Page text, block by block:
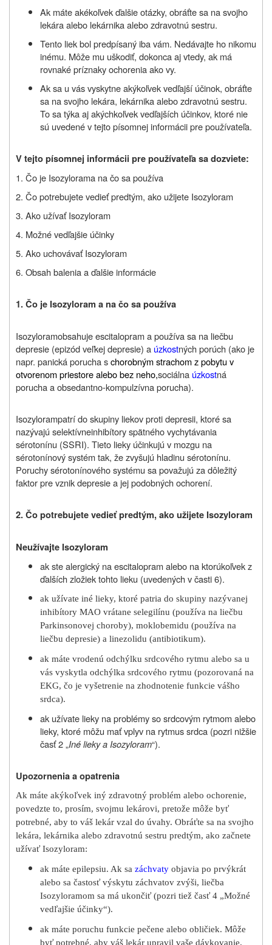
Ak máte akékoľvek ďalšie otázky, obráťte sa na svojho
lekára alebo lekárnikaalebo zdravotnú sestru.
Tento liek bol predpísaný iba vám. Nedávajte ho nikomu
inému. Môže mu uškodiť, dokonca aj vtedy, ak má
rovnaké príznaky ochorenia ako vy.
Ak sa u vás vyskytne akýkoľvek vedľajší účinok, obráťte
sa na svojho lekára, lekárnika alebo zdravotnú sestru.
To sa týka aj akýchkoľvek vedľajších účinkov, ktoré nie
sú uvedené v tejto písomnej informácii pre používateľa.
V tejto písomnej informácii pre používateľa sa dozviete:
1. Čo je Isozylorama na čo sa používa
2. Čo potrebujete vedieť predtým, ako užijete Isozyloram
3. Ako užívať Isozyloram
4. Možné vedľajšie účinky
5. Ako uchovávať Isozyloram
6. Obsah balenia a ďalšie informácie
1. Čo je Isozyloram a na čo sa používa
Isozyloramobsahuje escitalopram a používa sa na liečbu
depresie (epizód veľkej depresie) a úzkostných porúch (ako je
napr. panická porucha schorobným strachom z pobytu v
otvorenom priestore alebo bez neho,sociálna úzkostná
porucha a obsedantno-kompulzívna porucha).
Isozylorampatrí do skupiny liekov proti depresii, ktoré sa
nazývajú selektívneinhibítory spätného vychytávania
sérotonínu (SSRI). Tieto lieky účinkujú v mozgu na
sérotonínový systém tak, že zvyšujú hladinu sérotonínu.
Poruchy sérotonínového systému sa považujú za dôležitý
faktor pre vznik depresie a jej podobných ochorení.
2. Čo potrebujete vedieť predtým, ako užijete Isozyloram
Neužívajte Isozyloram
ak ste alergický na escitalopram alebo na ktorúkoľvek z
ďalších zložiektohto lieku (uvedených v časti 6).
ak užívate iné lieky, ktoré patria do skupiny nazývanej
inhibítory MAO vrátane selegilínu (používa na liečbu
Parkinsonovej choroby), moklobemidu (používa na
liečbu depresie) a linezolidu (antibiotikum).
ak máte vrodenú odchýlku srdcového rytmu alebo sa u
vás vyskytla odchýlka srdcového rytmu (pozorovaná na
EKG, čo je vyšetrenie na zhodnotenie funkcie vášho
srdca).
ak užívate lieky na problémy so srdcovým rytmom alebo
lieky, ktoré môžu mať vplyv na rytmus srdca (pozri nižšie
časť 2 „Iné lieky a Isozyloram“).
Upozornenia a opatrenia
Ak máte akýkoľvek iný zdravotný problém alebo ochorenie,
povedzte to, prosím, svojmu lekárovi, pretože môže byť
potrebné, aby to váš lekár vzal do úvahy. Obráťte sa na svojho
lekára, lekárnika alebo zdravotnú sestru predtým, ako začnete
užívať Isozyloram:
ak máte epilepsiu. Ak sa záchvaty objavia po prvýkrát
alebo sa častosť výskytu záchvatov zvýši, liečba
Isozyloramom sa má ukončiť (pozri tiež časť 4 „Možné
vedľajšie účinky“).
ak máte poruchu funkcie pečene alebo obličiek. Môže
byť potrebné, aby váš lekár upravil vaše dávkovanie.